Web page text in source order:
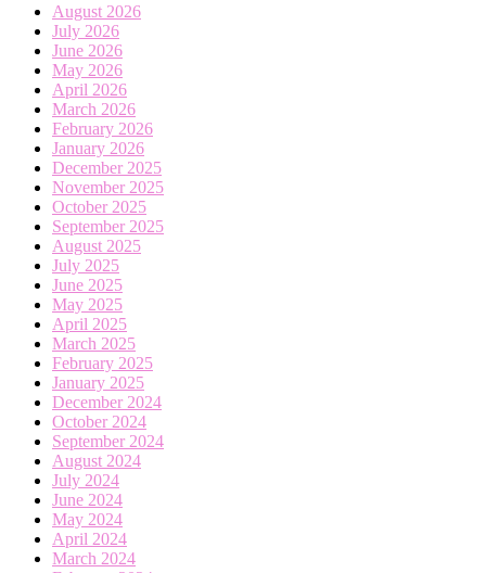
August 2026
July 2026
June 2026
May 2026
April 2026
March 2026
February 2026
January 2026
December 2025
November 2025
October 2025
September 2025
August 2025
July 2025
June 2025
May 2025
April 2025
March 2025
February 2025
January 2025
December 2024
October 2024
September 2024
August 2024
July 2024
June 2024
May 2024
April 2024
March 2024